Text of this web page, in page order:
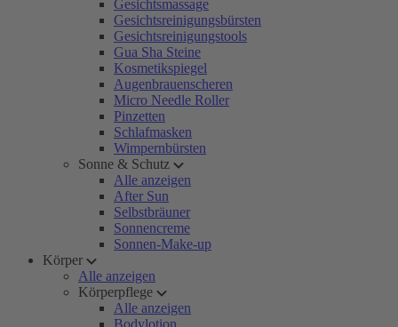
Gesichtsmassage
Gesichtsreinigungsbürsten
Gesichtsreinigungstools
Gua Sha Steine
Kosmetikspiegel
Augenbrauenscheren
Micro Needle Roller
Pinzetten
Schlafmasken
Wimpernbürsten
Sonne & Schutz
Alle anzeigen
After Sun
Selbstbräuner
Sonnencreme
Sonnen-Make-up
Körper
Alle anzeigen
Körperpflege
Alle anzeigen
Bodylotion